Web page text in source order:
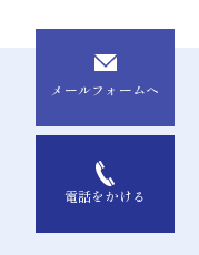
メールフォームへ
電話をかける